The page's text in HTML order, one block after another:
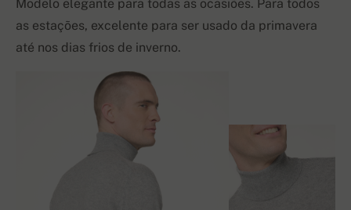
Modelo elegante para todas as ocasiões. Para todos
as estações, excelente para ser usado da primavera
até nos dias frios de inverno.